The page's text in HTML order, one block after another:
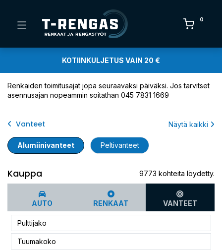
0
KOTIINKULJETUS VAIN 20 €
Renkaiden toimitusajat jopa seuraavaksi päiväksi. Jos tarvitset
asennusajan nopeammin soitathan 045 7831 1669
Vanteet Näytä kaikki
Alumiinivanteet Peltivanteet
Kauppa 9773 kohteita löydetty.
AUTO RENKAAT VANTEET